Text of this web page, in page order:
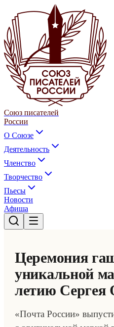
Союз писателей
России
О Союзе
Деятельность
Членство
Творчество
Пьесы
Новости
Афиша
Церемония
уникальной
летию Сергея
«Почта России»